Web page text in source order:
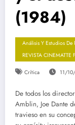
(1984)
Análisis Y Estudios De
REVISTA CINEMATTE
Crítica 11/
De todos los
Amblin, Joe Dante
travieso en su